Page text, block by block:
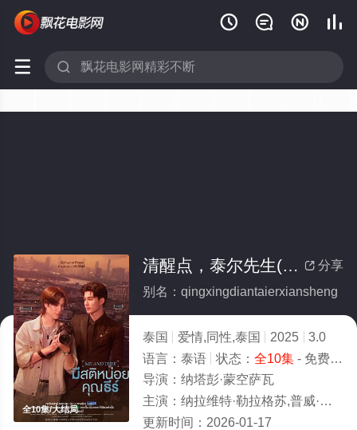
   
 
全10集/大结局
 分享
清醒点，泰尔先生(全集)
别名：qingxingdiantaierxiansheng
泰国 爱情,同性,泰国 2025
3.0
语言： 泰语 状态： 全10集- 免费在线观看
导演： 纳塔彭·蒙空萨瓦
主演： 纳拉维特·勒拉格苏,普威·丹萨优,苏帕·桑沃拉翁,彭萨帕克·安多姆珀驰,塔纳朋·苏库潘塔纳
更新时间： 2026-01-17